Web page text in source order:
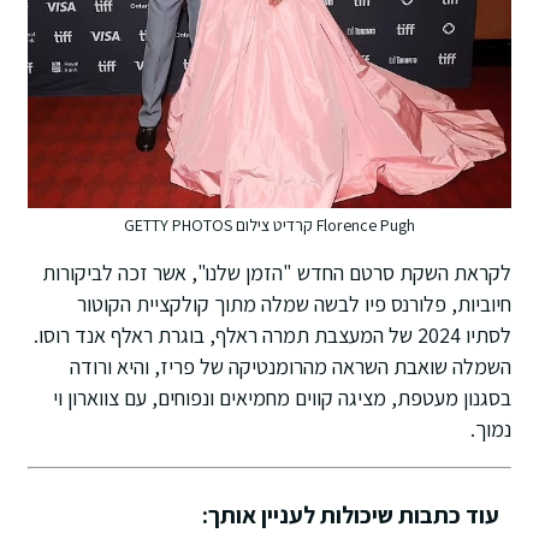
Florence Pugh קרדיט צילום GETTY PHOTOS
לקראת השקת סרטם החדש "הזמן שלנו", אשר זכה לביקורות
חיוביות, פלורנס פיו לבשה שמלה מתוך קולקציית הקוטור
לסתיו 2024 של המעצבת תמרה ראלף, בוגרת ראלף אנד רוסו.
השמלה שואבת השראה מהרומנטיקה של פריז, והיא ורודה
בסגנון מעטפת, מציגה קווים מחמיאים ונפוחים, עם צווארון וי
נמוך.
עוד כתבות שיכולות לעניין אותך: